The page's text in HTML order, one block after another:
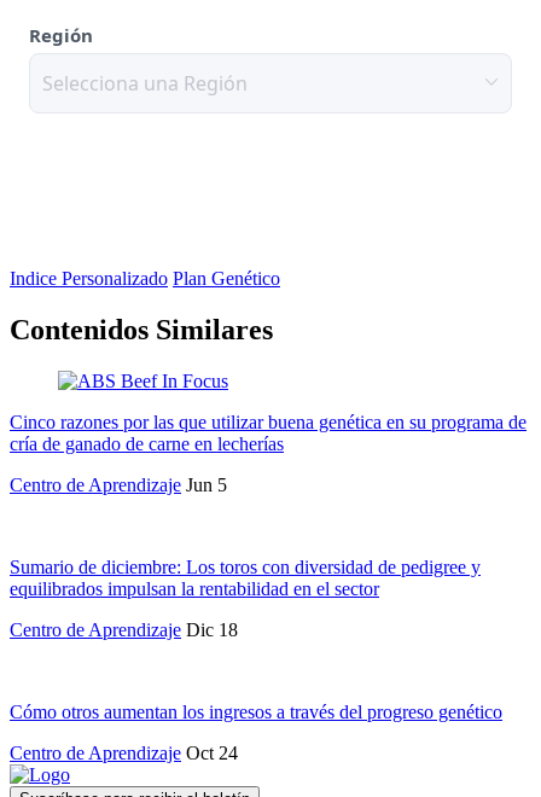
Indice Personalizado Plan Genético
Contenidos Similares
Cinco razones por las que utilizar buena genética en su programa de
cría de ganado de carne en lecherías
Centro de Aprendizaje Jun 5
Sumario de diciembre: Los toros con diversidad de pedigree y
equilibrados impulsan la rentabilidad en el sector
Centro de Aprendizaje Dic 18
Cómo otros aumentan los ingresos a través del progreso genético
Centro de Aprendizaje Oct 24